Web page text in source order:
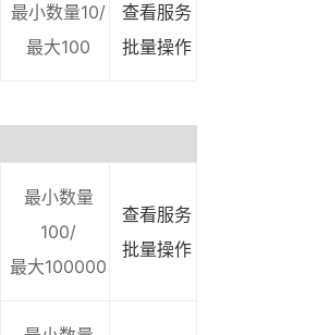
最小数量10/
最大100
查看服务
批量操作
最小数量
100/
最大100000
查看服务
批量操作